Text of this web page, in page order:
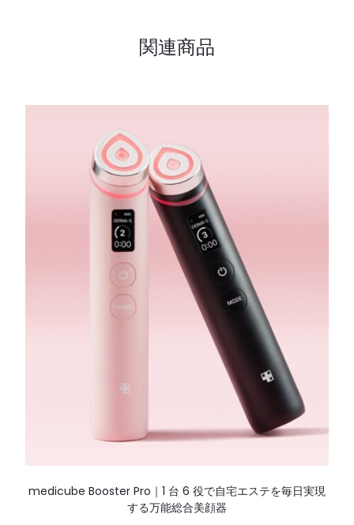
関連商品
medicube Booster Pro｜1 台 6 役で自宅エステを毎日実現
する万能総合美顔器